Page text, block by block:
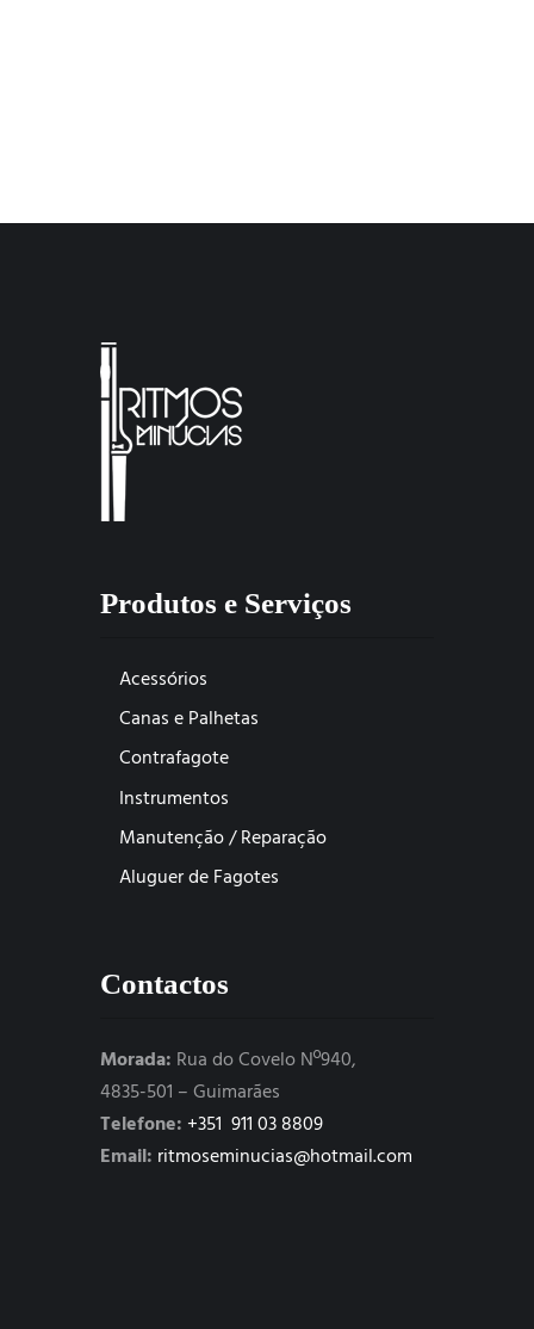
Produtos e Serviços
Acessórios
Canas e Palhetas
Contrafagote
Instrumentos
Manutenção / Reparação
Aluguer de Fagotes
Contactos
Morada: Rua do Covelo Nº940,
4835-501 – Guimarães
Telefone: +351 911 03 8809
Email: ritmoseminucias@hotmail.com